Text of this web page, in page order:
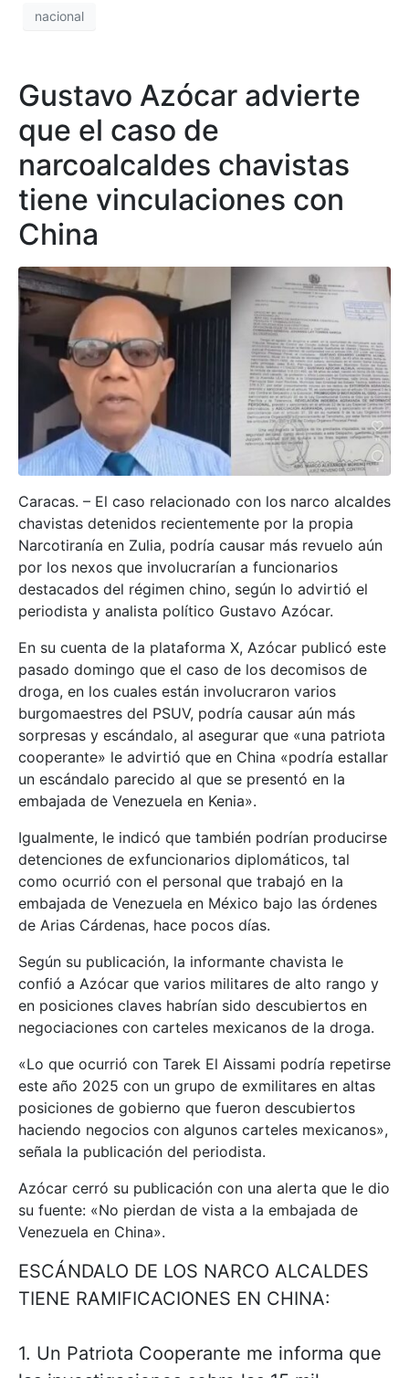
nacional
Gustavo Azócar advierte
que el caso de
narcoalcaldes chavistas
tiene vinculaciones con
China
Caracas. – El caso relacionado con los narco alcaldes
chavistas detenidos recientemente por la propia
Narcotiranía en Zulia, podría causar más revuelo aún
por los nexos que involucrarían a funcionarios
destacados del régimen chino, según lo advirtió el
periodista y analista político Gustavo Azócar.
En su cuenta de la plataforma X, Azócar publicó este
pasado domingo que el caso de los decomisos de
droga, en los cuales están involucraron varios
burgomaestres del PSUV, podría causar aún más
sorpresas y escándalo, al asegurar que «una patriota
cooperante» le advirtió que en China «podría estallar
un escándalo parecido al que se presentó en la
embajada de Venezuela en Kenia».
Igualmente, le indicó que también podrían producirse
detenciones de exfuncionarios diplomáticos, tal
como ocurrió con el personal que trabajó en la
embajada de Venezuela en México bajo las órdenes
de Arias Cárdenas, hace pocos días.
Según su publicación, la informante chavista le
confió a Azócar que varios militares de alto rango y
en posiciones claves habrían sido descubiertos en
negociaciones con carteles mexicanos de la droga.
«Lo que ocurrió con Tarek El Aissami podría repetirse
este año 2025 con un grupo de exmilitares en altas
posiciones de gobierno que fueron descubiertos
haciendo negocios con algunos carteles mexicanos»,
señala la publicación del periodista.
Azócar cerró su publicación con una alerta que le dio
su fuente: «No pierdan de vista a la embajada de
Venezuela en China».
ESCÁNDALO DE LOS NARCO ALCALDES
TIENE RAMIFICACIONES EN CHINA:
1. Un Patriota Cooperante me informa que